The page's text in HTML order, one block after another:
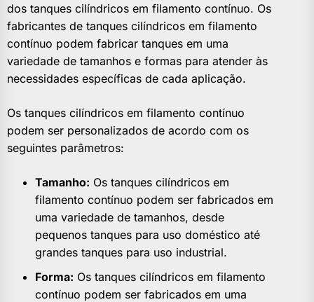
dos tanques cilíndricos em filamento contínuo. Os
fabricantes de tanques cilíndricos em filamento
contínuo podem fabricar tanques em uma
variedade de tamanhos e formas para atender às
necessidades específicas de cada aplicação.
Os tanques cilíndricos em filamento contínuo
podem ser personalizados de acordo com os
seguintes parâmetros:
Tamanho: Os tanques cilíndricos em
filamento contínuo podem ser fabricados em
uma variedade de tamanhos, desde
pequenos tanques para uso doméstico até
grandes tanques para uso industrial.
Forma: Os tanques cilíndricos em filamento
contínuo podem ser fabricados em uma